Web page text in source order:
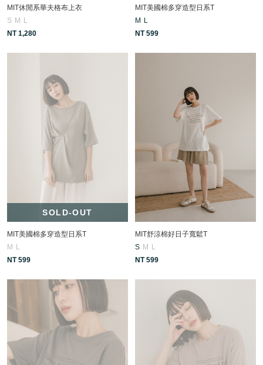
MIT休閒系華夫格布上衣
S M L
NT 1,280
MIT美國棉多穿造型日系T
M L
NT 599
SOLD-OUT
MIT美國棉多穿造型日系T
M
L
NT 599
MIT舒涼棉好日子寬鬆T
S M
L
NT 599